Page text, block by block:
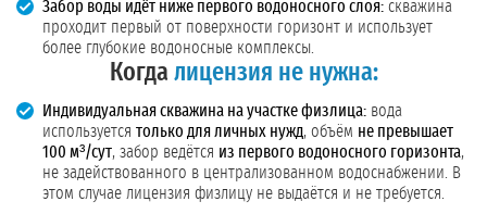
Забор воды идёт ниже первого водоносного слоя: скважина
проходит первый от поверхности горизонт и использует
более глубокие водоносные комплексы.
Когда лицензия не нужна:
Индивидуальная скважина на участке физлица: вода
используется только для личных нужд, объём не превышает
100 м³/сут, забор ведётся из первого водоносного горизонта,
не задействованного в централизованном водоснабжении. В
этом случае лицензия физлицу не выдаётся и не требуется.